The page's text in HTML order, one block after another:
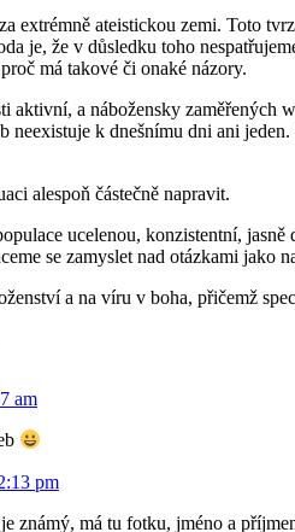
extrémně ateistickou zemi. Toto
je, že v důsledku toho
má takové či onaké názory.
a nábožensky zaměřených
neexistuje k dnešnímu dni ani
alespoň částečně napravit.
ucelenou, konzistentní,
se zamyslet nad otázkami jako
a na víru v boha, přičemž
am
pm
známý, má tu fotku, jméno a